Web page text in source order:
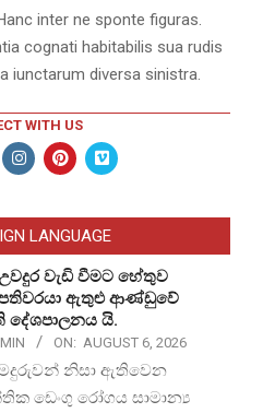
inter ne sponte figuras.
cognati habitabilis sua rudis
iunctarum diversa sinistra.
WITH US
LANGUAGE
වැඩි වීමට හේතුව
ඇතුළු ආණ්ඩුවේ
දේශපාලනය යි.
ON: AUGUST 6, 2026
මදුරුවන් නිසා ඇතිවෙන
ඩෙංගු රෝගය සාමාන්‍ය